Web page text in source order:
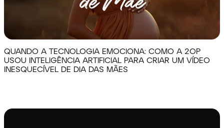
QUANDO A TECNOLOGIA EMOCIONA: COMO A 2OP
USOU INTELIGÊNCIA ARTIFICIAL PARA CRIAR UM VÍDEO
INESQUECÍVEL DE DIA DAS MÃES